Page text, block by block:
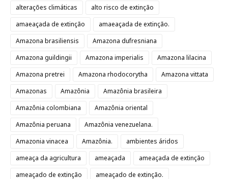
alterações climáticas
alto risco de extinção
amaeaçada de extinção
amaeaçada de extinção.
Amazona brasiliensis
Amazona dufresniana
Amazona guildingii
Amazona imperialis
Amazona lilacina
Amazona pretrei
Amazona rhodocorytha
Amazona vittata
Amazonas
Amazônia
Amazônia brasileira
Amazônia colombiana
Amazônia oriental
Amazônia peruana
Amazônia venezuelana.
Amazonia vinacea
Amazônia.
ambientes áridos
ameaça da agricultura
ameaçada
ameaçada de extinção
ameaçado de extinção
ameaçado de extinção.